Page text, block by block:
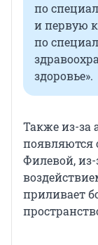
по
и первую
по
здоровье».
Также из-за
появляются
Филевой,
приливает